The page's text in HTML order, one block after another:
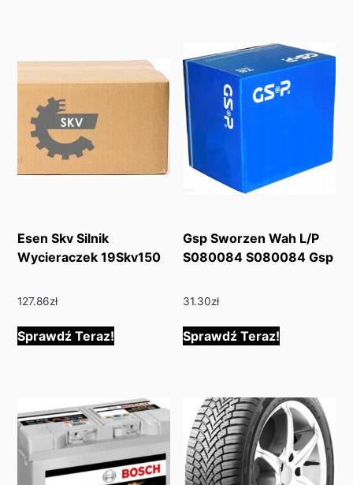
Esen Skv Silnik
Wycieraczek 19Skv150
127.86zł
Sprawdź Teraz!
Gsp Sworzen Wah L/P
S080084 S080084 Gsp
31.30zł
Sprawdź Teraz!